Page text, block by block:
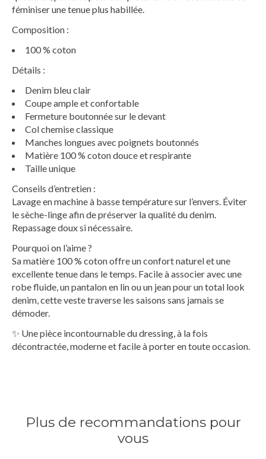
féminiser une tenue plus habillée.
Composition :
100 % coton
Détails :
Denim bleu clair
Coupe ample et confortable
Fermeture boutonnée sur le devant
Col chemise classique
Manches longues avec poignets boutonnés
Matière 100 % coton douce et respirante
Taille unique
Conseils d’entretien :
Lavage en machine à basse température sur l’envers. Éviter
le sèche-linge afin de préserver la qualité du denim.
Repassage doux si nécessaire.
Pourquoi on l’aime ?
Sa matière 100 % coton offre un confort naturel et une
excellente tenue dans le temps. Facile à associer avec une
robe fluide, un pantalon en lin ou un jean pour un total look
denim, cette veste traverse les saisons sans jamais se
démoder.
✨ Une pièce incontournable du dressing, à la fois
décontractée, moderne et facile à porter en toute occasion.
Plus de recommandations pour
vous